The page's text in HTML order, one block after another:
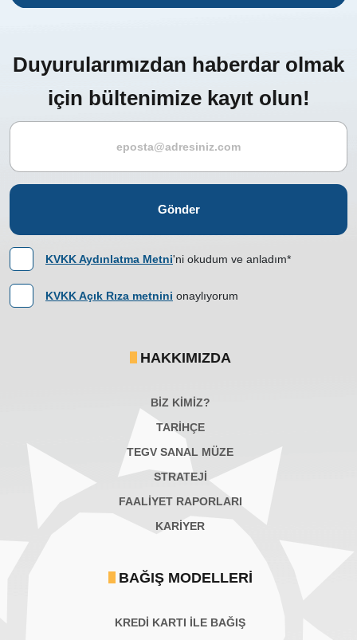
Duyurularımızdan haberdar olmak
için bültenimize kayıt olun!
Gönder
KVKK Aydınlatma Metni'ni okudum ve anladım*
KVKK Açık Rıza metnini onaylıyorum
HAKKIMIZDA
BİZ KİMİZ?
TARİHÇE
TEGV SANAL MÜZE
STRATEJİ
FAALİYET RAPORLARI
KARIYER
BAĞIŞ MODELLERI
KREDİ KARTI İLE BAĞIŞ